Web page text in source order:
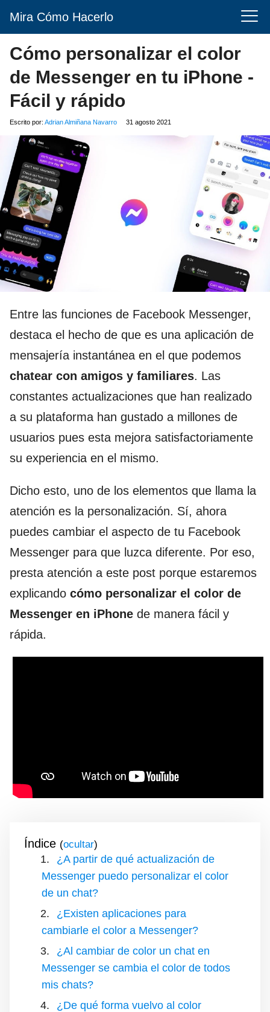
Mira Cómo Hacerlo
Cómo personalizar el color
de Messenger en tu iPhone -
Fácil y rápido
Escrito por: Adrian Almiñana Navarro 31 agosto 2021
Entre las funciones de Facebook Messenger,
destaca el hecho de que es una aplicación de
mensajería instantánea en el que podemos
chatear con amigos y familiares. Las
constantes actualizaciones que han realizado
a su plataforma han gustado a millones de
usuarios pues esta mejora satisfactoriamente
su experiencia en el mismo.
Dicho esto, uno de los elementos que llama la
atención es la personalización. Sí, ahora
puedes cambiar el aspecto de tu Facebook
Messenger para que luzca diferente. Por eso,
presta atención a este post porque estaremos
explicando cómo personalizar el color de
Messenger en iPhone de manera fácil y
rápida.
Índice ( )
¿A partir de qué actualización de
Messenger puedo personalizar el color
de un chat?
¿Existen aplicaciones para
cambiarle el color a Messenger?
¿Al cambiar de color un chat en
Messenger se cambia el color de todos
mis chats?
¿De qué forma vuelvo al color